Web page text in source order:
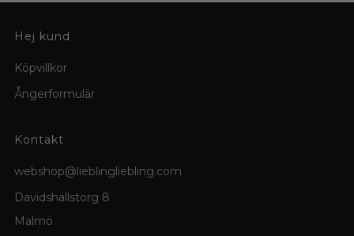
Hej kund
Köpvillkor
Ångerformulär
Kontakt
webshop@lieblingliebling.com
Davidshallstorg 8
Malmö